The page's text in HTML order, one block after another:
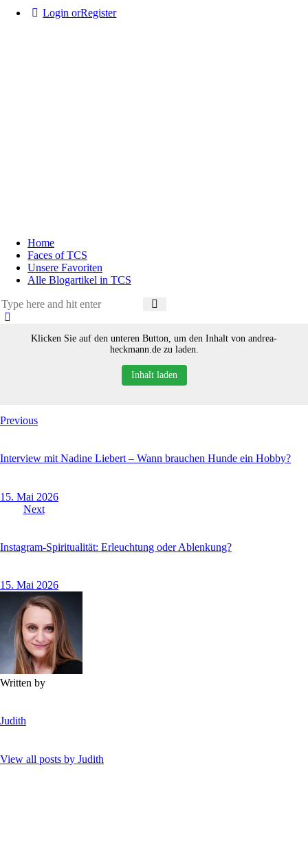
Login orRegister
Home
Faces of TCS
Unsere Favoriten
Alle Blogartikel in TCS
Klicken Sie auf den unteren Button, um den Inhalt von andrea-
heckmann.de zu laden.
Inhalt laden
Beitragsnavigation
Previous
Interview mit Nadine Liebert – Wann brauchen Hunde ein Hobby?
15. Mai 2026
Next
Instagram-Spiritualität: Erleuchtung oder Ablenkung?
15. Mai 2026
Written by
Judith
View all posts by Judith